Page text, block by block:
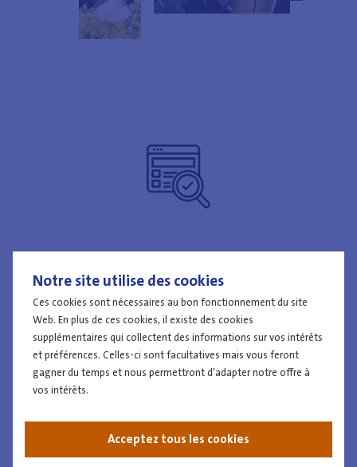
Notre site utilise des cookies
Ces cookies sont nécessaires au bon fonctionnement du site
Web. En plus de ces cookies, il existe des cookies
supplémentaires qui collectent des informations sur vos intérêts
et préférences. Celles-ci sont facultatives mais vous feront
gagner du temps et nous permettront d'adapter notre offre à
vos intérêts.
Acceptez tous les cookies
Utilisez les filtres
Utilisez les filtres pour effectuer la recherche.
Travailler à la police